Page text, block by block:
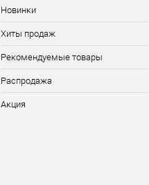
Новинки
Хиты продаж
Рекомендуемые товары
Распродажа
Акция